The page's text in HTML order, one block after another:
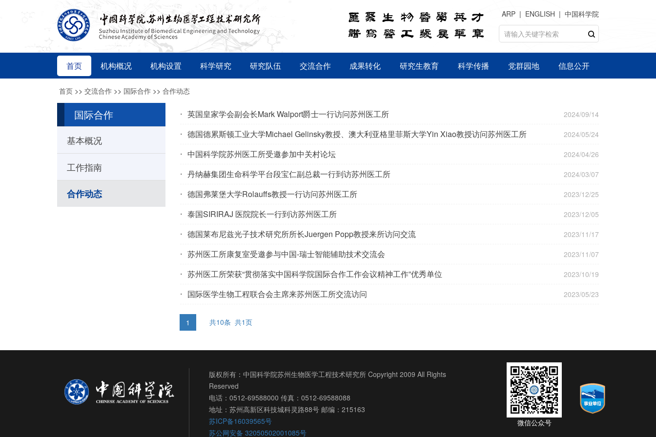
ARP ENGLISH 中国科学院
首页 机构概况 机构设置 科学研究 研究队伍 交流合作 成果转化 研究生教育 科学传播 党群园地 信息公开
首页 >> 交流合作 >> 国际合作 >> 合作动态
国际合作
基本概况
工作指南
合作动态
英国皇家学会副会长Mark Walport爵士一行访问苏州医工所 2024/09/14
德国德累斯顿工业大学Michael Gelinsky教授、澳大利亚格里菲斯大学Yin Xiao教授访问苏州医工所 2024/05/24
中国科学院苏州医工所受邀参加中关村论坛 2024/04/26
丹纳赫集团生命科学平台段宝仁副总裁一行到访苏州医工所 2024/03/07
德国弗莱堡大学Rolauffs教授一行访问苏州医工所 2023/12/25
泰国SIRIRAJ 医院院长一行到访苏州医工所 2023/12/05
德国莱布尼兹光子技术研究所所长Juergen Popp教授来所访问交流 2023/11/17
苏州医工所康复室受邀参与中国-瑞士智能辅助技术交流会 2023/11/07
苏州医工所荣获“贯彻落实中国科学院国际合作工作会议精神工作”优秀单位 2023/10/19
国际医学生物工程联合会主席来苏州医工所交流访问 2023/05/23
1 共10条 共1页
版权所有：中国科学院苏州生物医学工程技术研究所 Copyright 2009 All Rights
Reserved
电话：0512-69588000 传真：0512-69588088
地址：苏州高新区科技城科灵路88号 邮编：215163
苏ICP备16039565号
苏公网安备 32050502001085号
微信公众号